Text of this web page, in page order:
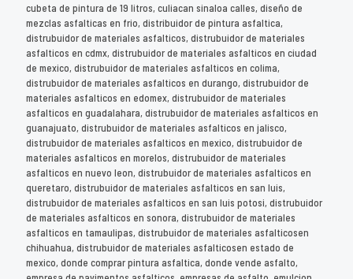
cubeta de pintura de 19 litros, culiacan sinaloa calles, diseño de
mezclas asfalticas en frio, distribuidor de pintura asfaltica,
distrubuidor de materiales asfalticos, distrubuidor de materiales
asfalticos en cdmx, distrubuidor de materiales asfalticos en ciudad
de mexico, distrubuidor de materiales asfalticos en colima,
distrubuidor de materiales asfalticos en durango, distrubuidor de
materiales asfalticos en edomex, distrubuidor de materiales
asfalticos en guadalahara, distrubuidor de materiales asfalticos en
guanajuato, distrubuidor de materiales asfalticos en jalisco,
distrubuidor de materiales asfalticos en mexico, distrubuidor de
materiales asfalticos en morelos, distrubuidor de materiales
asfalticos en nuevo leon, distrubuidor de materiales asfalticos en
queretaro, distrubuidor de materiales asfalticos en san luis,
distrubuidor de materiales asfalticos en san luis potosi, distrubuidor
de materiales asfalticos en sonora, distrubuidor de materiales
asfalticos en tamaulipas, distrubuidor de materiales asfalticosen
chihuahua, distrubuidor de materiales asfalticosen estado de
mexico, donde comprar pintura asfaltica, donde vende asfalto,